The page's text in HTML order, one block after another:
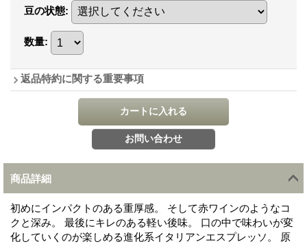
豆の状態:
数量:
返品特約に関する重要事項
商品詳細
初めにインパクトのある重厚感。 そして赤ワインのようなコ
クと深み。 最後にキレのある軽い後味。 口の中で味わいが変
化していくのが楽しめる進化系イタリアンエスプレッソ。 原